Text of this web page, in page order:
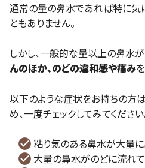
通常の量の鼻水であれば特に気
ともありません。
しかし、一般的な量以上の鼻水が
んのほか、のどの違和感や痛み
以下のような症状をお持ちの方
め、一度チェックしてみてください
粘り気のある鼻水が大量
大量の鼻水がのどに流れ